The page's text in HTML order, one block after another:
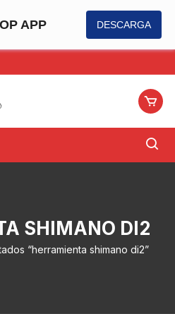
APP DESCARGA
SHIMANO DI2
“herramienta shimano di2”